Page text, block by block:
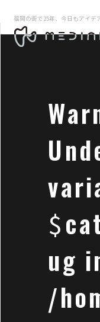
福岡の街で25年、今日もアイデ
ug
/